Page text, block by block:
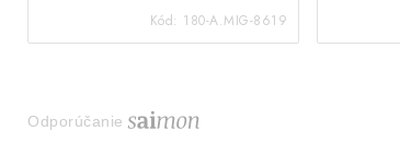
Kód: 180-A.MIG-8619
Odporúčanie